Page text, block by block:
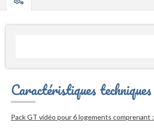
Caractéristiques techniques
Pack GT vidéo pour 6 logements comprenant :